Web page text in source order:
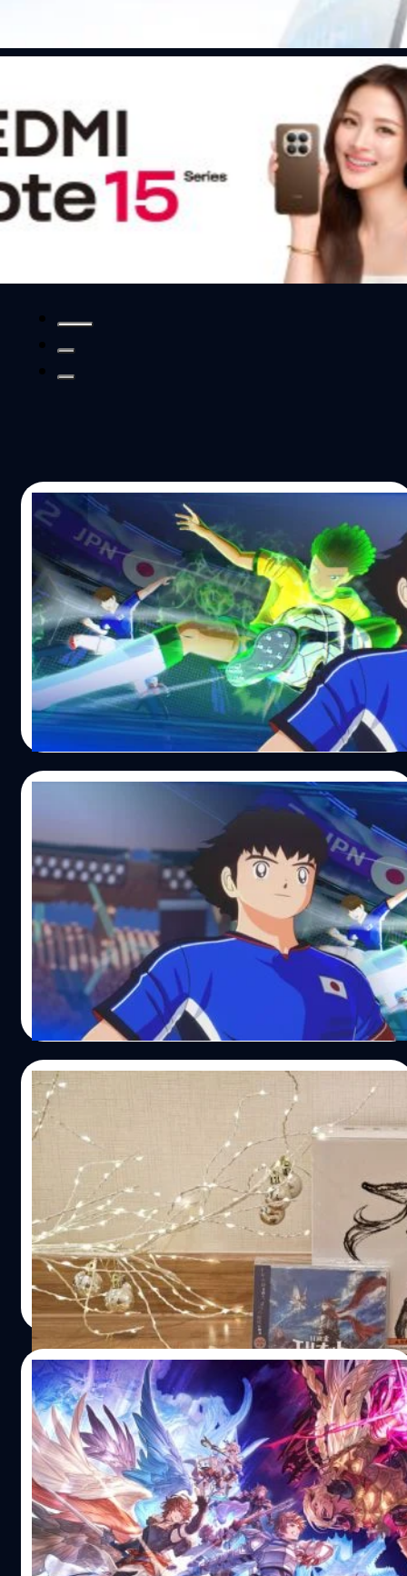
08/07/2026
[Interview] สัมภาษณ์พิเศษทีมผู้สร้าง
Captain Tsubasa 2: World Fighters เกม
ปล่อยพลังนักเตะในตัวคุณ !
ปล่อยพรีวิวเกมกันไปแล้ว ถึงตาของบทสัมภาษณ์สุดเอกซ์คลู
ซีฟจากทีมผู้สร้างอย่างคุณ โซยะ มิคุโนะ (Soya Mikumo)
โปรดิวเซอร์หลัก และทีมพัฒนาจาก Tamsoft Corporation ผู้
อยู่เบื้องหลังการปลุกจิตวิญญาณ 'กัปตันซึบาสะ' ให้ฟื้นคืนชีพ
ในใจแฟน ๆ อีกครั้ง พร้อมเปิดเผยความลับในเกมที่ไม่มีใครรู้
มาก่อน คำตอบ : ทีมงานไม่ได้มุ่งเน้นพัฒนาเฉพาะฝ่ายรุก
แนวคิดหลักคือการทำให้ผู้เล่นรู้สึกอินและเข้าถึงโลกของกัป
ประหลาดใจแบบในมังงะ และแอนิเมชัน เกมจึงมีระบบของ
ฝ่ายรับมารองรับด้วย เช่น การป้องกันประตูในมุมมองผู้รักษา
ประตูเมื่อต้องรับลูกยิงทรงพลัง รวมถึงมีระบบการบล็อกและ
การตัดบอล (Tackle) เพื่อให้เกิดการชิงไหวชิงพริบทั้งเกมรุก
และเกมรับอย่างเท่าเทียม คำตอบ : โดยพื้นฐานแล้ว เกมยึด
เนื้อเรื่องตามภาค World Youth เป็นหลัก ไม่ได้อิงจาก
สถานการณ์ฟุตบอลในโลกปัจจุบันโดยตรง อย่างไรก็ตาม มี
การตีความเนื้อหาใหม่เพื่อให้เข้ากับผู้เล่นยุคปัจจุบันมากขึ้น
เช่น การใส่ระบบโซเชียลมีเดียเข้าไปในเนื้อเรื่อง เพื่อสะท้อน
ภาพลักษณ์ที่นักเตะยุคนี้เติบโตและพัฒนาฝีมือจากการดูการ
เล่นของนักเตะระดับท็อปผ่านสื่อโซเชียล คำตอบ : ทีมงานคัด
เลือกทีมโดยอิงจากทีมที่ปรากฏในเนื้อเรื่องภาค World Youth
เป็นหลัก สำหรับชื่อนักเตะ ไม่ได้อ้างอิงจากบุคคลที่มีตัวตน
จริง แต่ทีมงานได้ประสานงานอย่างใกล้ชิดกับเจ้าหน้าที่ในต่าง
ประเทศและเจ้าหน้าที่ท้องถิ่น เพื่อค้นหาและตั้งชื่อที่คนท้อง
ถิ่นคุ้นเคยและรู้สึกเข้าถึงได้ง่าย คำตอบ : ทีมงานนำข้อติติง
จากภาคก่อนมาปรับปรุง โดยต้องการให้ผู้เล่นได้ชิงไหวชิง
พริบในการทำประตูด้วยฝีมือและการควบคุมของตัวเองมาก
กานต์สิรี บัววิชัยศิลป์| 32 days ago
Read More
[Preview] Captain Tsubasa 2: World
Fighters เกมเตะบอลมันส์ ๆ ที่เหมือนเล่นเกม
ต่อสู้ !
สำหรับเด็กหนวดที่ชอบอนิเมะแนวโชเน็น (ปีลึกสุด ๆ) คงไม่มี
ใครไม่รู้จัก ‘โอโซระ ซึบาสะ’ หรือกัปตันซึบาสะ เด็กหนุ่มผู้เป็น
ตำนานครองใจวัยรุ่นยุค 2000 ต้น ๆ กับสกิลการเตะบอล
ระดับ ‘จักรวาล’ แต่สำหรับเด็กที่เกิดหลังยุค 2000 น่าจะ
ไม่ทัน แต่ก็ไม่เป็นไร เพราะเกมนี้เราไม่จำเป็นต้องไปย้อนดูเนื้อ
เรื่องทั้งหมดที่นับนิ้วแล้วก็ยังไม่ครบก็ได้ เราสามารถสนุกไปกับ
เกมเพลย์ที่เรียบง่าย แต่เต็มไปด้วยดีเทลมากมายได้ในเกม
ช่วงโค้งสุดท้ายของบอลโลกพอดี (เอ๊ะ ! ตั้งใจหรือเปล่านะ)
BT beartai มีโอกาสได้สัมผัสฝีเท้าและเกมเพลย์เกมฟุตบอล
สไตล์อนิเมะ กับ Captain Tsubasa 2: World Fighters ที่มี
ความเป็นสากลมากขึ้น เพราะเป็นการแข่งกับ 22 ประเทศทั่ว
โลก และมีผู้เล่นมากกว่า 110 ตัวละครให้เลือก รวมถึงสกิลต่าง
ๆ ที่เพิ่มเข้ามากว่า 150 สกิล เราจะได้เจอกับอะไรบ้าง ? เปิด
เกมเข้ามา เราจะได้เจอกับคัตซีนที่แนะนำกัปตัสซึบาสะแบบ
คร่าว ๆ…
กานต์สิรี บัววิชัยศิลป์| 32 days ago
Read More
29/06/2026
Unboxed แกะกล่องความงามแห่งแฟนตาซี
The Adventure of Elliot: The Millennium
Tales [Collector’s Edition] มหากาพย์ HD-
2D ที่ไม่ควรพลาด
ยุคนี้ถ้าพูดถึงงานภาพสไตล์ HD-2D คอเกมหลายคนคงนึกถึง
เกม Turn-based RPG ย้อนยุคระดับขึ้นหิ้งอย่าง Octopath
Traveler หรือ Triangle Strategy กัน แต่ล่าสุด Square Enix
ได้สร้างแรงสั่นสะเทือนครั้งใหม่ให้กับวงการ ด้วยการส่ง The
Adventure of Elliot: The Millennium Tales เกมแนว Action
Adventure ที่หยิบเอาเอกลักษณ์ความคลาสสิกของพิกเซล 2D
ผสมผสานกับสภาพแวดล้อม 3D และเอฟเฟกต์แสงเงาสุดโม
เดิร์นมาใช้กับเกมแอ็กชันเต็มรูปแบบเป็นครั้งแรก ! ผลลัพธ์ที่
ได้คือโลกแฟนตาซีที่สวยงาม สดใหม่ และเปี่ยมไปด้วยชีวิต
ชีวาอย่างที่ไม่เคยมีมาก่อน ตัวเกมจะพาเราดำดิ่งสู่มหากาพย์
ข้ามกาลเวลา รับบทเป็น "เอเลียท" (Elliot) นักผจญภัยหนุ่มผู้
แบกรับชะตากรรมอันยิ่งใหญ่ เขาต้องออกเดินทางข้ามผ่าน 4
ยุคสมัยที่แตกต่างกัน ทั้งยุคโบราณอันรุ่งเรืองไปจนถึงยุค
อนาคต เพื่อบรรลุภารกิจพันปีร่วมกับ "เฟย์" (Frie) แฟรี่คู่หูสุด
น่ารักที่จะมาร่วมร้อยเรียงและคลี่คลายหน้าประวัติศาสตร์สุด
เข้มข้น และแน่นอนว่าเกมฟอร์มดีระดับแฟล็กชิปขนาดนี้ วันนี้
เราก็ไม่พลาดที่จะนำชุด Collector's Edition มารีวิวแกะกล่อง
ให้แฟน ๆ…
ธนัย อัศวเรืองชัย| 40 days ago
Read More
23/06/2026
ส่องระบบใหม่ ‘Granblue Fantasy: Relink –
Endless Ragnarok’ ทั้ง Summon, Conflux
และตัวละครใหม่ 6 ตัว
แฟน ๆ Granblue Fantasy รออีกไม่นานแล้ว ที่จะได้เล่น
‘Granblue Fantasy: Relink - Endless Ragnarok’ ภาคเสริม
ที่ BT ขอบอกไว้ว่าเหมือนได้เกมใหม่ เพราะมีการปรับและเสริม
เยอะมาก ในพาร์ตเนื้อเรื่องก็แน่นขึ้น เล่นได้ยาว ๆ รวมถึงรอบนี้
ตัวเกมรองรับ Nintendo Switch™ 2 ได้แบบลื่น ๆ ส่วน
ภูษิต เรืองอุดมกิจ| 46 days ago